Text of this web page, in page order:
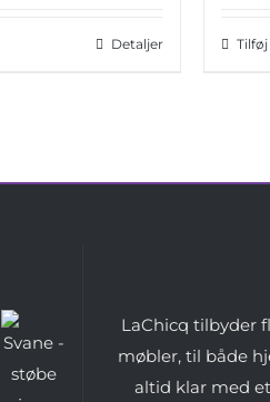
Detaljer
LaChicq tilbyder
møbler, til både
altid klar med